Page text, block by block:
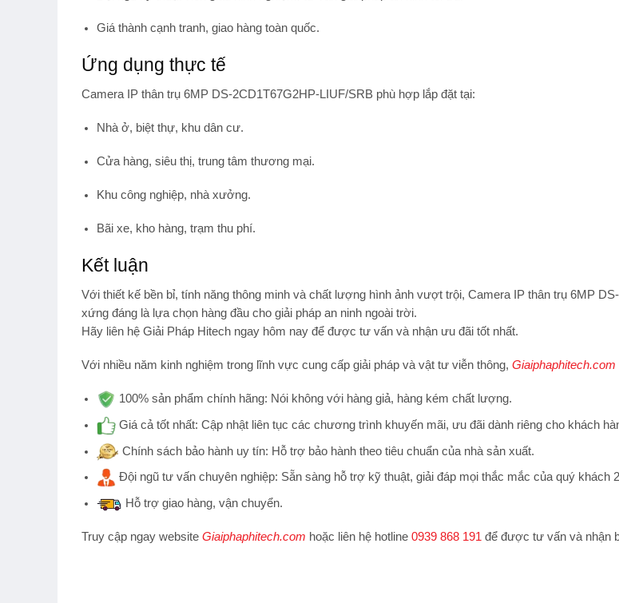
Giá thành cạnh tranh, giao hàng toàn quốc.
Ứng dụng thực tế
Camera IP thân trụ 6MP DS-2CD1T67G2HP-LIUF/SRB phù hợp lắp đặt tại:
Nhà ở, biệt thự, khu dân cư.
Cửa hàng, siêu thị, trung tâm thương mại.
Khu công nghiệp, nhà xưởng.
Bãi xe, kho hàng, trạm thu phí.
Kết luận
Với thiết kế bền bỉ, tính năng thông minh và chất lượng hình ảnh vượt trội, Camera IP thân trụ 6MP
xứng đáng là lựa chọn hàng đầu cho giải pháp an ninh ngoài trời.
Hãy liên hệ Giải Pháp Hitech ngay hôm nay để được tư vấn và nhận ưu đãi tốt nhất.
Với nhiều năm kinh nghiệm trong lĩnh vực cung cấp giải pháp và vật tư viễn thông, Giaiphaphitech.com
100% sản phẩm chính hãng: Nói không với hàng giả, hàng kém chất lượng.
Giá cả tốt nhất: Cập nhật liên tục các chương trình khuyến mãi, ưu đãi dành riêng cho khách
Chính sách bảo hành uy tín: Hỗ trợ bảo hành theo tiêu chuẩn của nhà sản xuất.
Đội ngũ tư vấn chuyên nghiệp: Sẵn sàng hỗ trợ kỹ thuật, giải đáp mọi thắc mắc của quý khách
Hỗ trợgiao hàng, vận chuyển.
Truy cập ngay website Giaiphaphitech.com hoặc liên hệ hotline 0939 868 191 để được tư vấn và nhận